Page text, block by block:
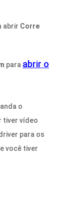
abrir Corre
para abrir o
o
tiver vídeo
para os
você tiver